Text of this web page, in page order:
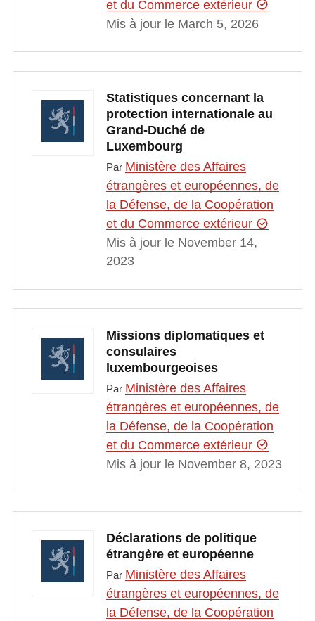
et du Commerce extérieur
Mis à jour le March 5, 2026
Statistiques concernant la
protection internationale au
Grand-Duché de
Luxembourg
Par Ministère des Affaires
étrangères et européennes, de
la Défense, de la Coopération
et du Commerce extérieur
Mis à jour le November 14,
2023
Missions diplomatiques et
consulaires
luxembourgeoises
Par Ministère des Affaires
étrangères et européennes, de
la Défense, de la Coopération
et du Commerce extérieur
Mis à jour le November 8, 2023
Déclarations de politique
étrangère et européenne
Par Ministère des Affaires
étrangères et européennes, de
la Défense, de la Coopération